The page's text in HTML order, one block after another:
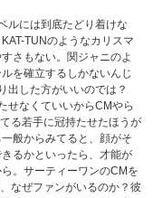
ルには到底たどり着けな
TUNのようなカリスマ
さもない。関ジャニのよ
を確立するしかないんじ
出した方がいいのでは？
せなくていいからCMやら
る若手に冠持たせたほうが
般からみてると、顔がそ
るかといったら、才能が
。サーティーワンのCMを
なぜファンがいるのか？彼